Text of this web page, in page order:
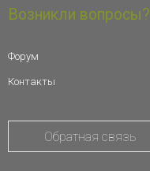
Возникли вопросы?
Форум
Контакты
Обратная связь